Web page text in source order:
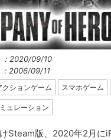
：2020/09/10
：2006/09/11
クションゲーム スマホゲーム
ュレーション
Steam版、2020年2月に